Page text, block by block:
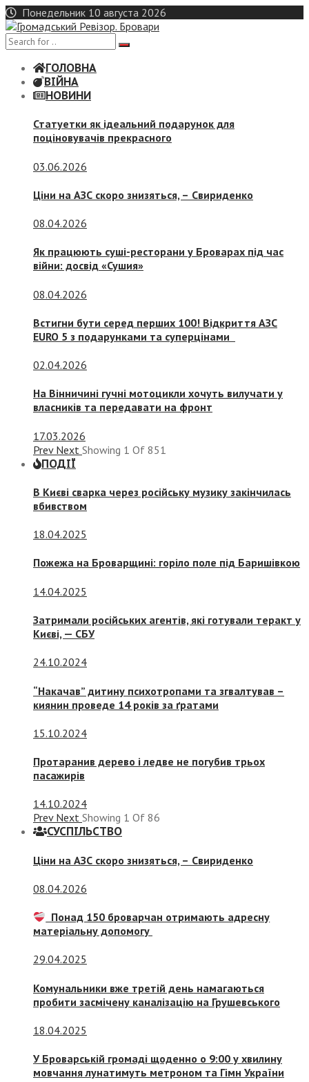
Skip
to
content
Понедельник 10 августа 2026
ГОЛОВНА
ВІЙНА
НОВИНИ
Статуетки як ідеальний подарунок для
поціновувачів прекрасного
03.06.2026
Ціни на АЗС скоро знизяться, – Свириденко
08.04.2026
Як працюють суші-ресторани у Броварах під час
війни: досвід «Сушия»
08.04.2026
Встигни бути серед перших 100! Відкриття АЗС
EURO 5 з подарунками та суперцінами
02.04.2026
На Вінничині гучні мотоцикли хочуть вилучати у
власників та передавати на фронт
17.03.2026
Prev Next Showing 1 Of 851
ПОДІЇ
В Києві сварка через російську музику закінчилась
вбивством
18.04.2025
Пожежа на Броварщині: горіло поле під Баришівкою
14.04.2025
Затримали російських агентів, які готували теракт у
Києві, — СБУ
24.10.2024
“Накачав” дитину психотропами та згвалтував –
киянин проведе 14 років за ґратами
15.10.2024
Протаранив дерево і ледве не погубив трьох
пасажирів
14.10.2024
Prev Next Showing 1 Of 86
СУСПIЛЬСТВО
Ціни на АЗС скоро знизяться, – Свириденко
08.04.2026
Понад 150 броварчан отримають адресну
матеріальну допомогу
29.04.2025
Комунальники вже третій день намагаються
пробити засмічену каналізацію на Грушевського
18.04.2025
У Броварській громаді щоденно о 9:00 у хвилину
мовчання лунатимуть метроном та Гімн України